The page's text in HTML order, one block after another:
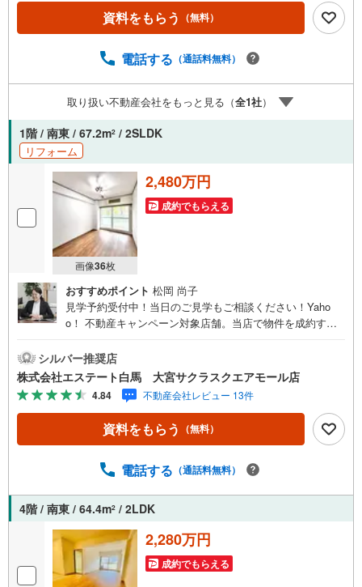
等、家具、家電、引越し費用等おまとめローン（7）永住権
無、持病あり、持ち家残債有でも相談可能●3つの安心サポ
頂けます。2.FPソフトを使用しマイホーム購入の資金計
に安心を提案します。3.どんなに信用のある建築会社でも
ご自分の目で確認することは重要ですよね。弊社は特殊機
材を使用してインスペクションを実施します。
資料をもらう （無料）
電話する （通話料無料）
取り扱い不動産会社をもっと見る（全1社）
1階 / 南東 / 67.2m2 / 2SLDK
リフォーム
画像36枚
2,480万円
成約でもらえる
おすすめポイント 松岡 尚子
見学予約受付中！当日のご見学もご相談ください！Yaho
o！ 不動産キャンペーン対象店舗。当店で物件を成約する
予約をする」ボタンからお問い合わせください。【営業時
間 9:30～19:00】（年末年始除く）・人気物件には特に問
い合わせが集中するため、お早めにお電話ください。「室
内・現地を見学する」ボタンよりご予約いただくとご見学
がスムーズです。【エステート白馬 大宮サクラスクエアモ
ール店】・提携FPへの無料個別相談サービス外部のファイ
を招いての無料マイホームセミナーなども主催しており、
ローン、引渡しまで安全安心な取引を一括サポートまた、
白馬グループ各社（白馬建設、大和建設、白馬メディケア
サービス）と連携したプラスアップサポートで住まい探し
から引越し後のバックアップまでご相談頂けます。
シルバー推奨店
株式会社エステート白馬 大宮サクラスクエアモール店
4.84 不動産会社レビュー 13件
資料をもらう （無料）
電話する （通話料無料）
4階 / 南東 / 64.4m2 / 2LDK
2,280万円
成約でもらえる